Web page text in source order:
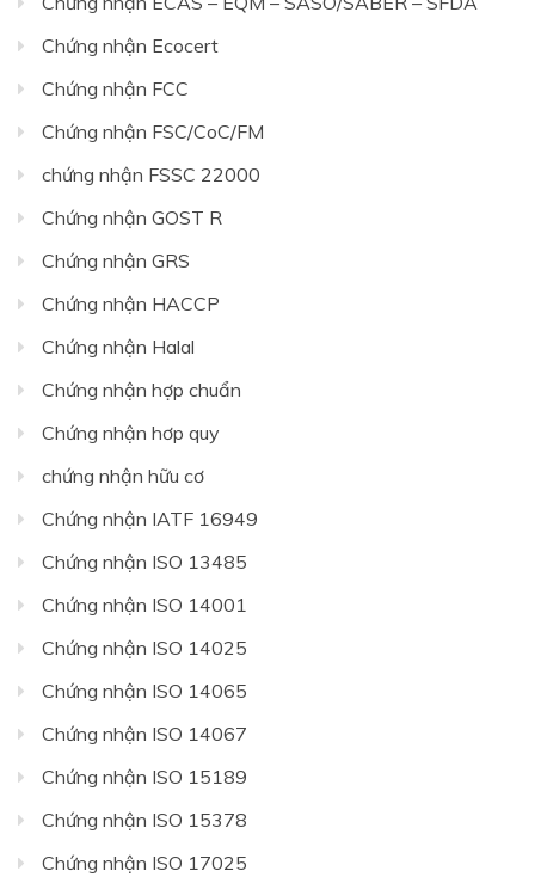
Chứng nhận Ecocert
Chứng nhận FCC
Chứng nhận FSC/CoC/FM
chứng nhận FSSC 22000
Chứng nhận GOST R
Chứng nhận GRS
Chứng nhận HACCP
Chứng nhận Halal
Chứng nhận hợp chuẩn
Chứng nhận hơp quy
chứng nhận hữu cơ
Chứng nhận IATF 16949
Chứng nhận ISO 13485
Chứng nhận ISO 14001
Chứng nhận ISO 14025
Chứng nhận ISO 14065
Chứng nhận ISO 14067
Chứng nhận ISO 15189
Chứng nhận ISO 15378
Chứng nhận ISO 17025